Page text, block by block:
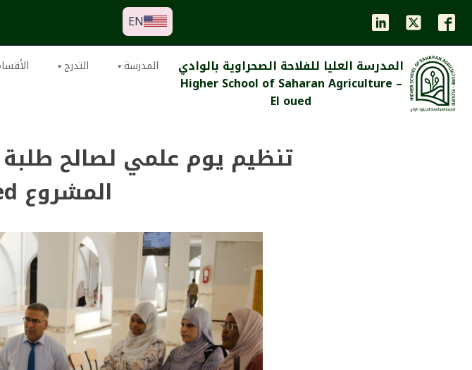
EN
المدرسة العليا للفلاحة الصحراوية بالوادي
Higher School of Saharan Agriculture –
El oued
المدرسة التدرج
تنظيم يوم علمي لصالح
المشروع Quinoa4med